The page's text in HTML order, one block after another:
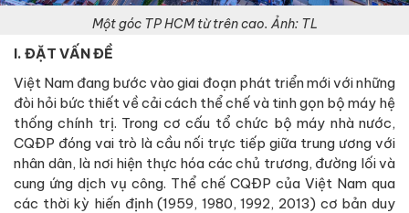
Một góc TP HCM từ trên cao. Ảnh: TL
I. ĐẶT VẤN ĐỀ
Việt Nam đang bước vào giai đoạn phát triển mới với những
đòi hỏi bức thiết về cải cách thể chế và tinh gọn bộ máy hệ
thống chính trị. Trong cơ cấu tổ chức bộ máy nhà nước,
CQĐP đóng vai trò là cầu nối trực tiếp giữa trung ương với
nhân dân, là nơi hiện thực hóa các chủ trương, đường lối và
cung ứng dịch vụ công. Thể chế CQĐP của Việt Nam qua
các thời kỳ hiến định (1959, 1980, 1992, 2013) cơ bản duy